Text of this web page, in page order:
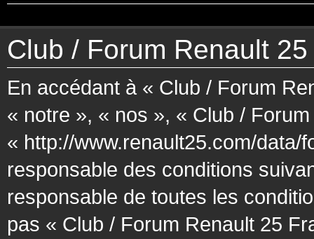
Club / Forum Renault
En accédant à « Club / Forum
« notre », « nos », « Club /
« http://www.renault25.com/data/
responsable des conditions
responsable de toutes les
pas « Club / Forum Renault 25